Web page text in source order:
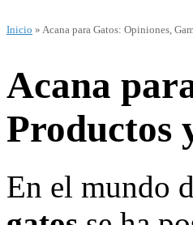
Inicio » Acana para Gatos: Opiniones,
Acana
Productos
En el mundo